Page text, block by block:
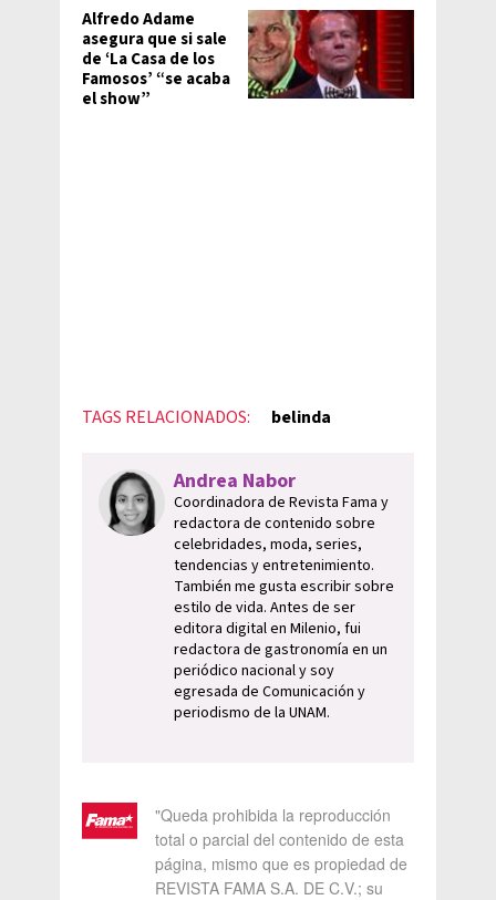
Alfredo Adame
asegura que si sale
de ‘La Casa de los
Famosos’ “se acaba
el show”
TAGS RELACIONADOS: belinda
Andrea Nabor
Coordinadora de Revista Fama y
redactora de contenido sobre
celebridades, moda, series,
tendencias y entretenimiento.
También me gusta escribir sobre
estilo de vida. Antes de ser
editora digital en Milenio, fui
redactora de gastronomía en un
periódico nacional y soy
egresada de Comunicación y
periodismo de la UNAM.
"Queda prohibida la reproducción
total o parcial del contenido de esta
página, mismo que es propiedad de
REVISTA FAMA S.A. DE C.V.; su